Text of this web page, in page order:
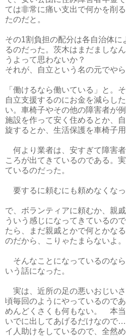
ては非常に痛い支出で何かを削
たのだと。
その1割負担の配分は各自治体
るのだった。茨木はまだましな
うよって思わないか？
それが、自立という名の元でや
「働けるなら働いている」と。
自立支援するのにお金を減らし
い。車椅子やその他の障害者が
施設を作って安く住めるとか、
旋するとか、生活保護を車椅子
何より業者は、安すぎて障害
ころが出てきているのである。
ているのだった。
要するに頼むにも頼めなくなっ
で、ボランティアに頼むか、親
ういう感じになってきているの
たら、まだ親戚とかで何とかな
のだから、こりゃたまらないよ。
そんなことになっているのな
いう話になった。
実は、近所の足の悪いおじい
頃毎回のようにやっているので
めんどくさくも何もない。 本
いでに出してあげるだけなので
イ人助けをしているので、全然